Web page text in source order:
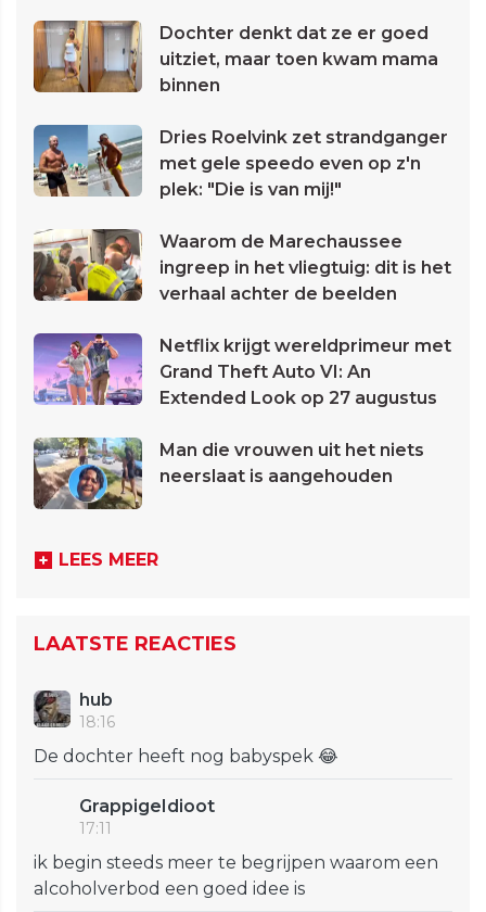
Dochter denkt dat ze er goed
uitziet, maar toen kwam mama
binnen
Dries Roelvink zet strandganger
met gele speedo even op z'n
plek: "Die is van mij!"
Waarom de Marechaussee
ingreep in het vliegtuig: dit is het
verhaal achter de beelden
Netflix krijgt wereldprimeur met
Grand Theft Auto VI: An
Extended Look op 27 augustus
Man die vrouwen uit het niets
neerslaat is aangehouden
LEES MEER
LAATSTE REACTIES
hub
18:16
De dochter heeft nog babyspek 😂
GrappigeIdioot
17:11
ik begin steeds meer te begrijpen waarom een
alcoholverbod een goed idee is